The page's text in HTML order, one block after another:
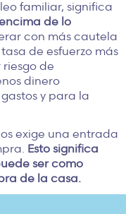
familiar, significa
de lo
con más cautela
de esfuerzo más
de
dinero
y para la
exige una entrada
Esto significa
ser como
de la casa.